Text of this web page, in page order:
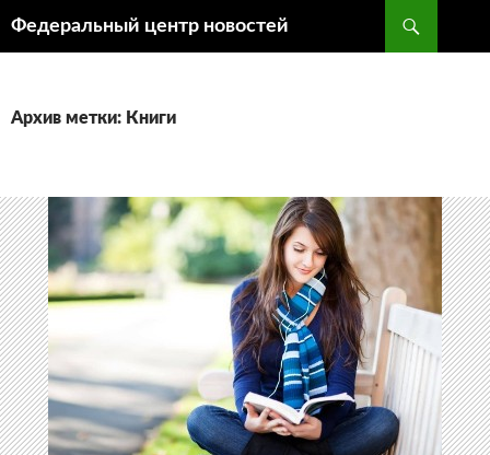
Федеральный центр новостей
Архив метки: Книги